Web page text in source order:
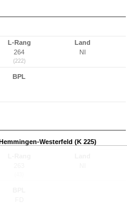
L-Rang
264
(222)
Land
NI
BPL
Westerfeld (K 225)